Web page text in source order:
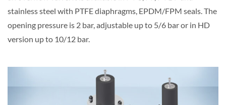
stainless steel with PTFE diaphragms, EPDM/FPM seals. The
opening pressure is 2 bar, adjustable up to 5/6 bar or in HD
version up to 10/12 bar.